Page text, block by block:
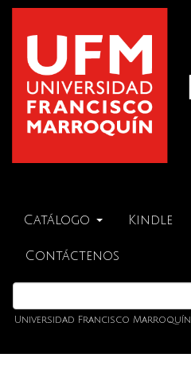
Catálogo Kindle
Contáctenos
Universidad Francisco Marroquín